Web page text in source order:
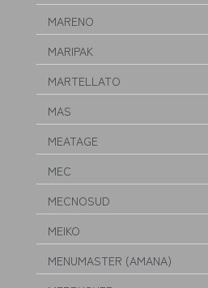
MARENO
MARIPAK
MARTELLATO
MAS
MEATAGE
MEC
MECNOSUD
MEIKO
MENUMASTER (AMANA)